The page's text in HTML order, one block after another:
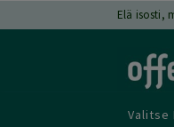
Elä isosti,
Valitse